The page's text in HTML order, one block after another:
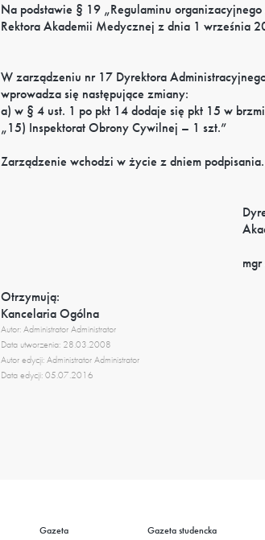
Na podstawie § 19 „Regulaminu
Rektora Akademii Medycznej z dnia 1 września
W zarządzeniu nr 17 Dyrektora
wprowadza się następujące zmiany:
a) w § 4 ust. 1 po pkt 14 dodaje się pkt 15 w
„15) Inspektorat Obrony Cywilnej – 1 szt.”
Zarządzenie wchodzi w życie z dniem podpisania.
Otrzymują:
Kancelaria Ogólna
Autor: Administrator Administrator
Data utworzenia: 28.03.2008
Autor edycji: Administrator Administrator
Data edycji: 05.07.2016
Gazeta Gazeta studencka